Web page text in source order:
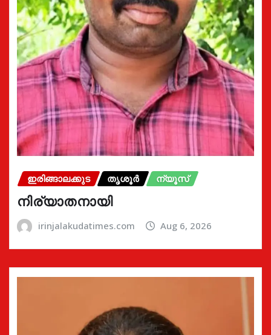
ഇരിങ്ങാലക്കുട തൃശൂർ ന്യൂസ്
നിര്യാതനായി
irinjalakudatimes.com Aug 6, 2026